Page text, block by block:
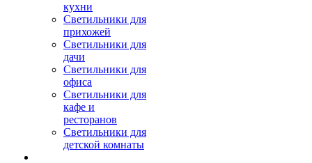
кухни
Светильники для
прихожей
Светильники для
дачи
Светильники для
офиса
Светильники для
кафе и
ресторанов
Светильники для
детской комнаты